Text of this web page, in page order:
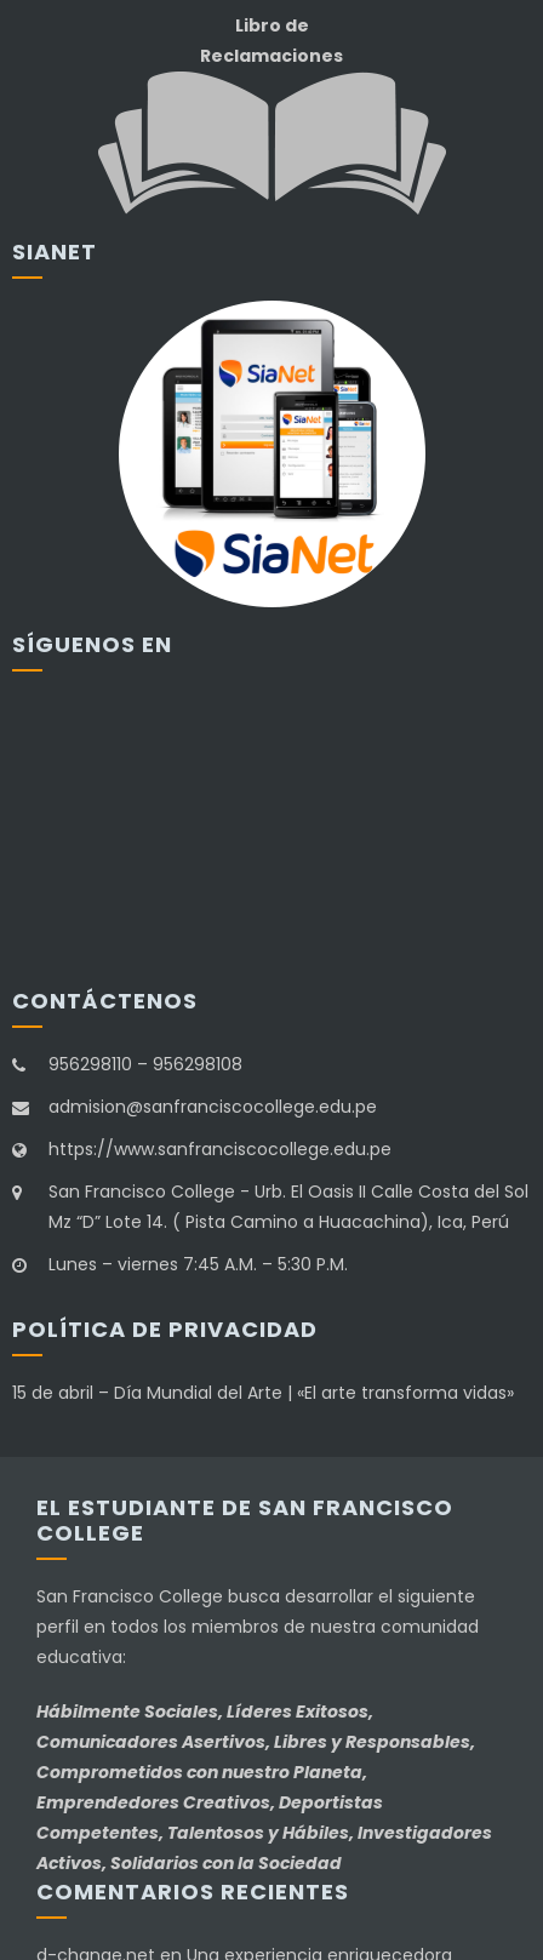
Libro de
Reclamaciones
SIANET
SÍGUENOS EN
CONTÁCTENOS
956298110 – 956298108
admision@sanfranciscocollege.edu.pe
https://www.sanfranciscocollege.edu.pe
San Francisco College - Urb. El Oasis II Calle Costa del Sol
Mz “D” Lote 14. ( Pista Camino a Huacachina), Ica, Perú
Lunes – viernes 7:45 A.M. – 5:30 P.M.
POLÍTICA DE PRIVACIDAD
15 de abril – Día Mundial del Arte | «El arte transforma vidas»
EL ESTUDIANTE DE SAN FRANCISCO
COLLEGE
San Francisco College busca desarrollar el siguiente
perfil en todos los miembros de nuestra comunidad
educativa:
Hábilmente Sociales, Líderes Exitosos,
Comunicadores Asertivos, Libres y Responsables,
Comprometidos con nuestro Planeta,
Emprendedores Creativos, Deportistas
Competentes, Talentosos y Hábiles, Investigadores
Activos, Solidarios con la Sociedad
COMENTARIOS RECIENTES
d-change.net en Una experiencia enriquecedora